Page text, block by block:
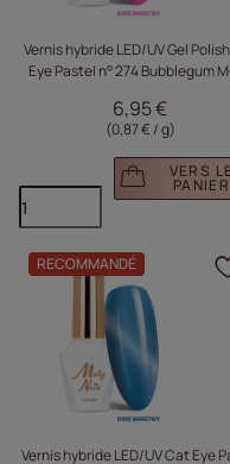
Vernis hybride LED/UV Gel
Eye Pastel n° 274 Bubblegum
6,95 €
(0,87 € / g)
VERS
PANIER
RECOMMANDÉ
Vernis hybride LED/UV Cat Eye